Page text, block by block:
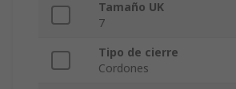
Tamaño UK
7
Tipo de cierre
Cordones